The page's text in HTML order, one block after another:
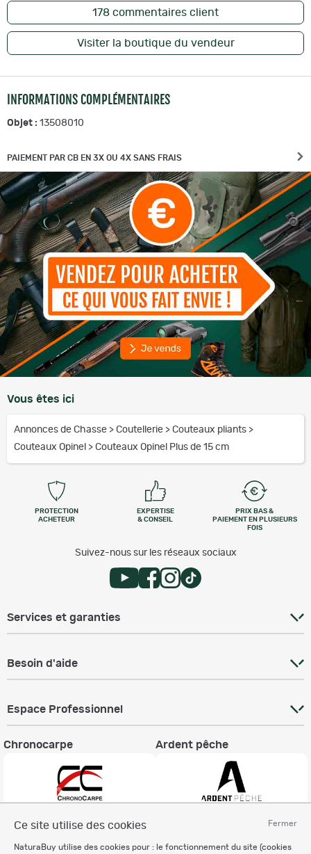
Fermer
Ce site utilise des cookies
NaturaBuy utilise des cookies pour : le fonctionnement du site (cookies
178 commentaires client
Visiter la boutique du vendeur
INFORMATIONS COMPLÉMENTAIRES
Objet : 13508010
PAIEMENT PAR CB EN 3X OU 4X SANS FRAIS
Vous êtes ici
Annonces de Chasse > Coutellerie > Couteaux pliants >
Couteaux Opinel > Couteaux Opinel Plus de 15 cm
PROTECTION
ACHETEUR
EXPERTISE
& CONSEIL
PRIX BAS &
PAIEMENT EN PLUSIEURS
FOIS
Suivez-nous sur les réseaux sociaux
Services et garanties
Besoin d'aide
Espace Professionnel
Chronocarpe Ardent pêche